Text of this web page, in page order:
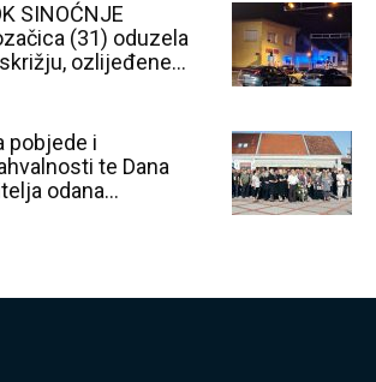
SINOĆNJE
(31) oduzela
ozlijeđene...
pobjede i
te Dana
odana...